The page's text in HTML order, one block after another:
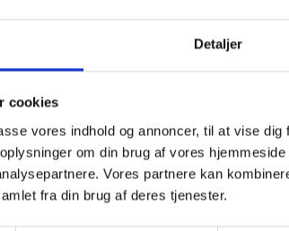
Detaljer
cookies
vores indhold og annoncer, til at vise
om din brug af vores
Vores partnere kan
fra din brug af deres tjenester.
kontrollerede bevægelser, som